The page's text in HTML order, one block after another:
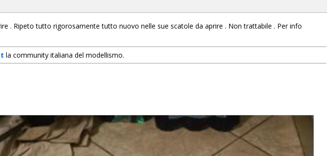
. Ripeto tutto rigorosamente tutto nuovo nelle sue scatole da aprire . Non trattabile . Per info
la community italiana del modellismo.